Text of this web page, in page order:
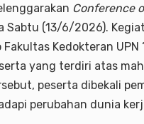
Conference
Sabtu (13/6/2026).
Kedokteran
yang terdiri atas
peserta dibekali
perubahan dunia